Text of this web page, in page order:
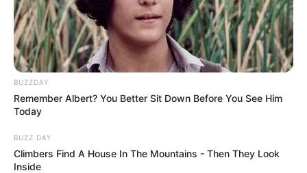
BUZZDAY
Remember Albert? You Better Sit Down Before You See Him
Today
BUZZ DAY
Climbers Find A House In The Mountains - Then They Look
Inside